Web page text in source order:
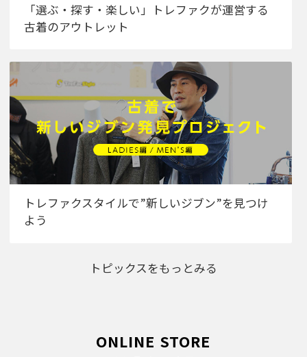
「選ぶ・探す・楽しい」トレファクが運営する
古着のアウトレット
トレファクスタイルで”新しいジブン”を見つけ
よう
トピックスをもっとみる
ONLINE STORE